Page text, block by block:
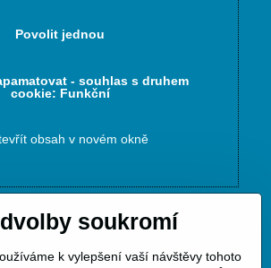
Povolit jednou
- souhlas s druhem
cookie: Funkční
obsah v novém okně
zpět soukromí
k vylepšení vaší návštěvy tohoto